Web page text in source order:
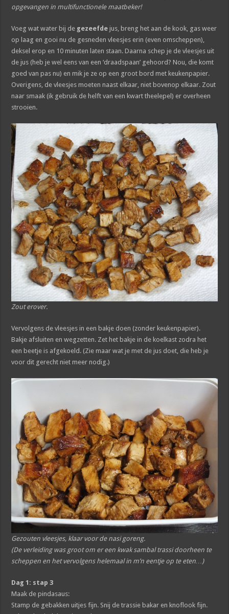
opgevangen in multifunctionele maatbeker!
Voeg wat water bij de gezeefde jus, breng het aan de kook, gas weer
op laag en gooi nu de gesneden vleesjes erin (even omscheppen),
deksel erop en 10 minuten laten staan. Daarna schep je de vleesjes uit
de jus (heb je wel eens van een ‘draadspaan’ gehoord? Nou, die komt
goed van pas nu) en mik je ze op een groot bord met keukenpapier.
Overigens, de vleesjes moeten naast elkaar, niet bovenop elkaar. Zout
naar smaak (ik gebruik de helft van een kwart theelepel) er overheen
strooien.
Zout erover.
Vervolgens de vleesjes in een bakje doen (zonder keukenpapier).
Bakje afsluiten en wegzetten. Zet het bakje in de koelkast zodra het
een beetje is afgekoeld. (Zie maar wat je met de jus doet, die heb je
voor dit gerecht niet meer nodig.)
Gezouten vleesjes, klaar voor de nasi goreng.
(De verleiding was groot om er een kwak sambal trassi doorheen te
scheppen en het vervolgens helemaal in m’n eentje op te eten…)
Dag 1: stap 3
Maak de pindasaus:
Stamp de gebakken uitjes fijn. Snij de trassie bakar en knoflook fijn.